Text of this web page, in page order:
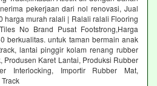
pekerjaan dari nol renovasi, Jual
harga murah ralali | Ralali ralali Flooring
No Brand Pusat Footstrong,Harga
berkualitas. untuk taman bermain anak
lantai pinggir kolam renang rubber
Produsen Karet Lantai, Produksi Rubber
Interlocking, Importir Rubber Mat,